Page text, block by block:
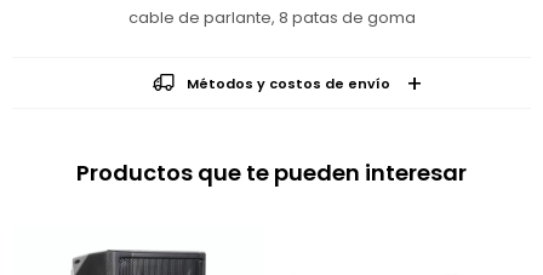
cable de parlante, 8 patas de goma
Métodos y costos de envío
Productos que te pueden interesar